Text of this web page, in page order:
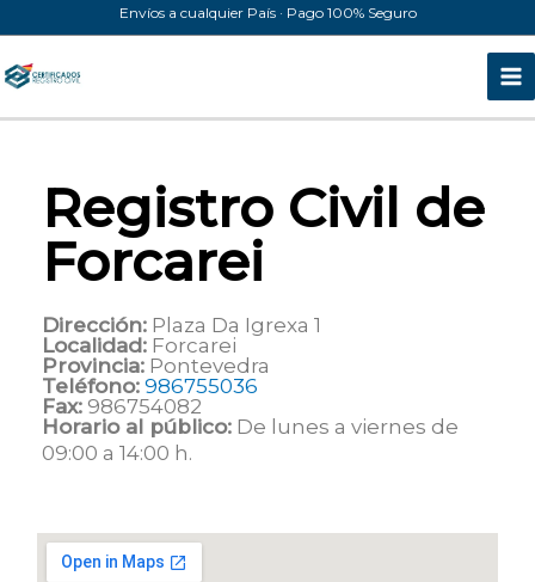
al
contenido
Envíos a cualquier País · Pago 100% Seguro
Registro Civil de
Forcarei
Dirección: Plaza Da Igrexa 1
Localidad: Forcarei
Provincia: Pontevedra
Teléfono: 986755036
Fax: 986754082
Horario al público: De lunes a viernes de
09:00 a 14:00 h.